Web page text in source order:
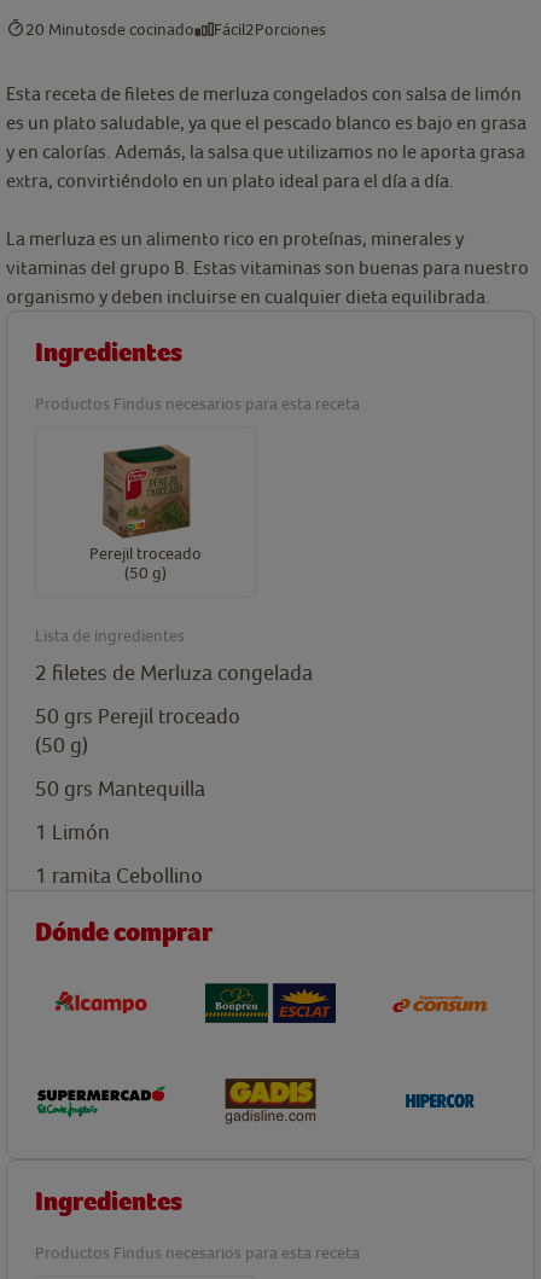
20 Minutosde cocinado Fácil2Porciones
Esta receta de filetes de merluza congelados con salsa de limón
es un plato saludable, ya que el pescado blanco es bajo en grasa
y en calorías. Además, la salsa que utilizamos no le aporta grasa
extra, convirtiéndolo en un plato ideal para el día a día.
La merluza es un alimento rico en proteínas, minerales y
vitaminas del grupo B. Estas vitaminas son buenas para nuestro
organismo y deben incluirse en cualquier dieta equilibrada.
Ingredientes
Productos Findus necesarios para esta receta
Perejil troceado
(50 g)
Lista de ingredientes
2 filetes de Merluza congelada
50 grs Perejil troceado
(50 g)
50 grs Mantequilla
1 Limón
1 ramita Cebollino
Dónde comprar
Ingredientes
Productos Findus necesarios para esta receta